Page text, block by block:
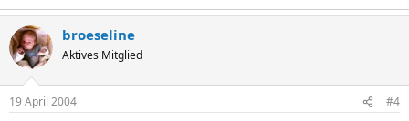
broeseline
Aktives Mitglied
19 April 2004 #4